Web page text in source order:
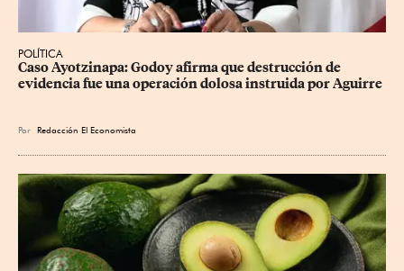
POLÍTICA
Caso Ayotzinapa: Godoy afirma que destrucción de
evidencia fue una operación dolosa instruida por Aguirre
Por Redacción El Economista